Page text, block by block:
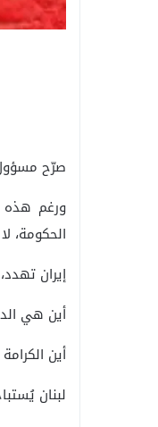
صرّح مسؤول
ورغم هذه
الحكومة،
إيران
أين هي
أين
لبنان